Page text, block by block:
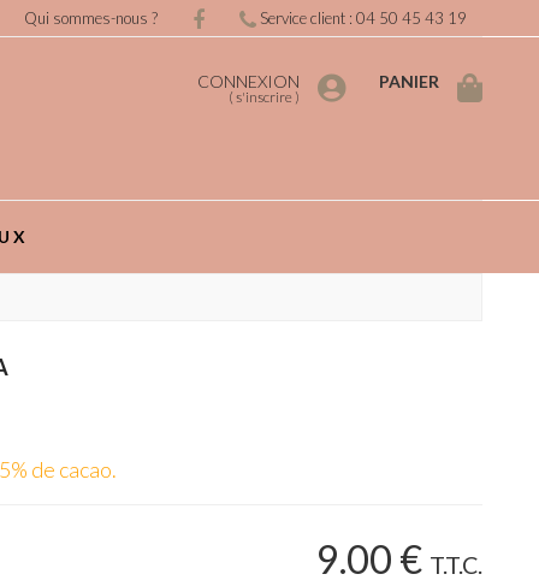
CONNEXION
( s'inscrire )
PANIER
de cacao.
9.00 € T.T.C.
Qui sommes-nous ? Service client : 04 50 45 43 19